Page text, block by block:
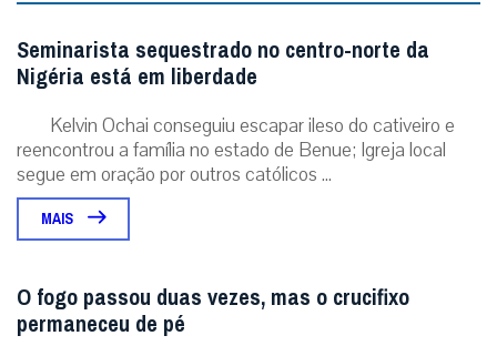
Seminarista sequestrado no centro-norte da
Nigéria está em liberdade
Kelvin Ochai conseguiu escapar ileso do cativeiro e
reencontrou a família no estado de Benue; Igreja local
segue em oração por outros católicos ...
MAIS
O fogo passou duas vezes, mas o crucifixo
permaneceu de pé